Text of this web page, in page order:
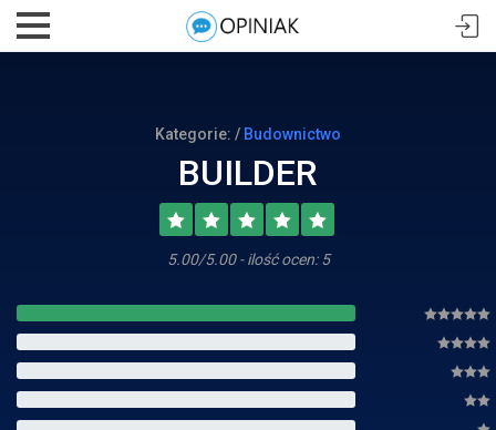
Kategorie: / Budownictwo
BUILDER
5.00/5.00 - ilość ocen: 5